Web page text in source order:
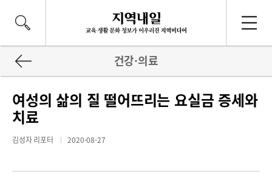
건강·의료
여성의 삶의 질 떨어뜨리는 요실금 증세와
치료
김성자 리포터 2020-08-27